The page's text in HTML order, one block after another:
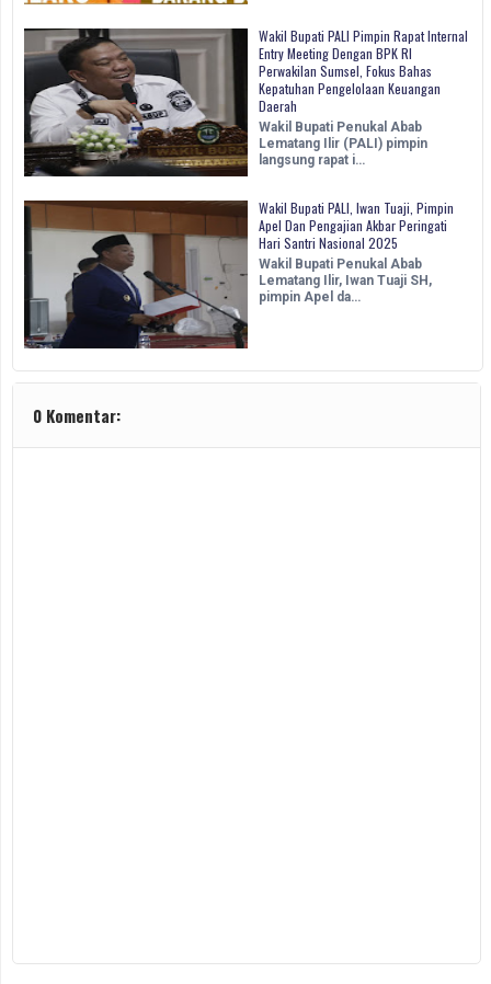
Wakil Bupati PALI Pimpin Rapat Internal
Entry Meeting Dengan BPK RI
Perwakilan Sumsel, Fokus Bahas
Kepatuhan Pengelolaan Keuangan
Daerah
Wakil Bupati Penukal Abab
Lematang Ilir (PALI) pimpin
langsung rapat i…
Wakil Bupati PALI, Iwan Tuaji, Pimpin
Apel Dan Pengajian Akbar Peringati
Hari Santri Nasional 2025
Wakil Bupati Penukal Abab
Lematang Ilir, Iwan Tuaji SH,
pimpin Apel da…
0 Komentar: